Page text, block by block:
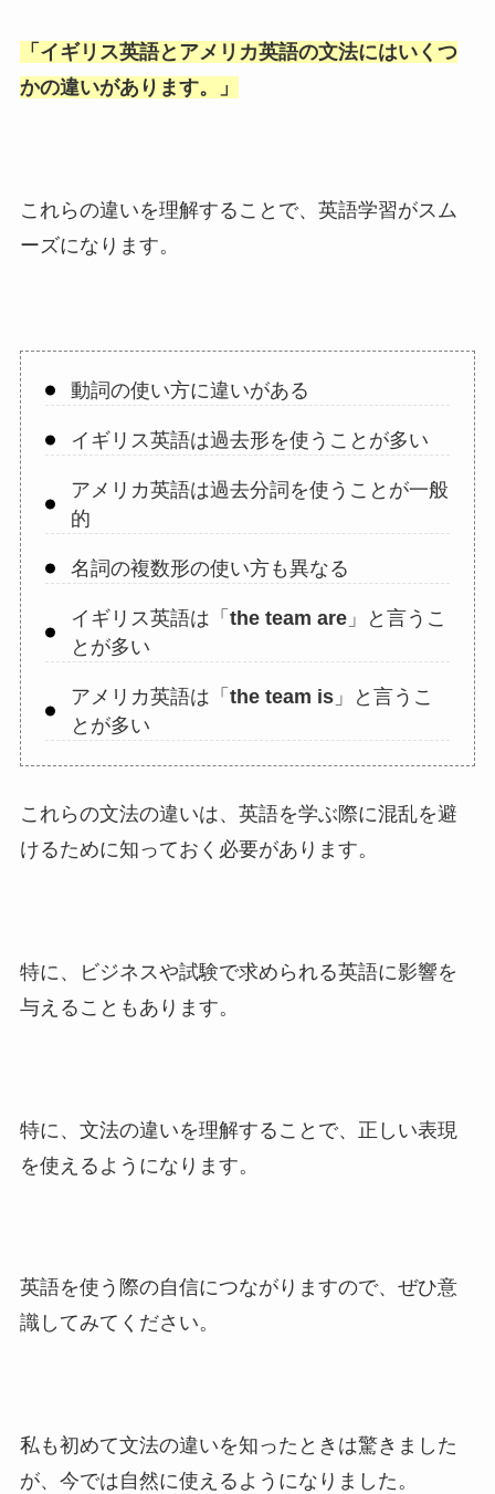
「 イギリス英語とアメリカ英語の文法にはいくつ
かの違いがあります。
」
これらの違いを理解することで、英語学習がスム
ーズになります。
動詞の使い方に違いがある
イギリス英語は過去形を使うことが多い
アメリカ英語は過去分詞を使うことが一般
的
名詞の複数形の使い方も異なる
イギリス英語は「 the team are」と言うこ
とが多い
アメリカ英語は「 the team is」と言うこ
とが多い
これらの文法の違いは、英語を学ぶ際に混乱を避
けるために知っておく必要があります。
特に、ビジネスや試験で求められる英語に影響を
与えることもあります。
特に、文法の違いを理解することで、正しい表現
を使えるようになります。
英語を使う際の自信につながりますので、ぜひ意
識してみてください。
私も初めて文法の違いを知ったときは驚きました
が、今では自然に使えるようになりました。